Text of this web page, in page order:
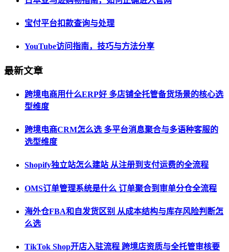
宝付平台扣款查询与处理
YouTube访问指南，技巧与方法分享
最新文章
跨境电商用什么ERP好 多店铺全托管备货场景的核心选
型维度
跨境电商CRM怎么选 多平台消息聚合与多语种客服的
选型维度
Shopify独立站怎么建站 从注册到支付运费的全流程
OMS订单管理系统是什么 订单聚合到审单分仓全流程
海外仓FBA和自发货区别 从成本结构与库存风险判断怎
么选
TikTok Shop开店入驻流程 跨境店资质与全托管审核要